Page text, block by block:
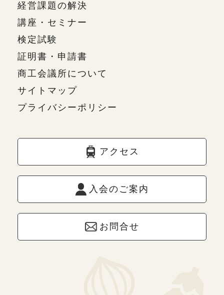
経営課題の解決
講座・セミナー
検定試験
証明書・申請書
商工会議所について
サイトマップ
プライバシーポリシー
アクセス
入会のご案内
お問合せ